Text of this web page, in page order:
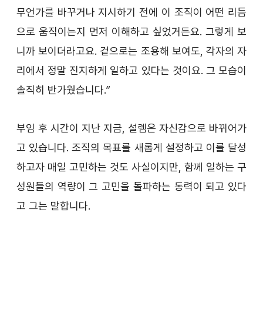
무언가를 바꾸거나 지시하기 전에 이 조직이 어떤 리듬
으로 움직이는지 먼저 이해하고 싶었거든요. 그렇게 보
니까 보이더라고요. 겉으로는 조용해 보여도, 각자의 자
리에서 정말 진지하게 일하고 있다는 것이요. 그 모습이
솔직히 반가웠습니다.”
부임 후 시간이 지난 지금, 설렘은 자신감으로 바뀌어가
고 있습니다. 조직의 목표를 새롭게 설정하고 이를 달성
하고자 매일 고민하는 것도 사실이지만, 함께 일하는 구
성원들의 역량이 그 고민을 돌파하는 동력이 되고 있다
고 그는 말합니다.